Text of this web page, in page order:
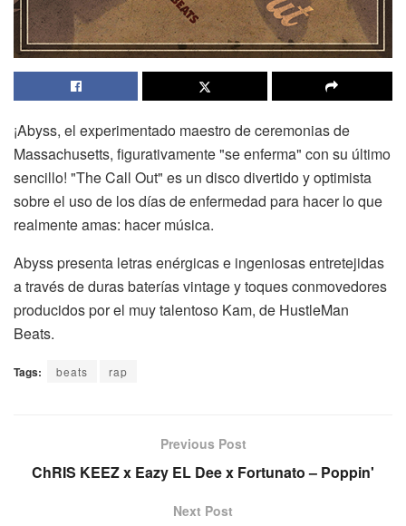
¡Abyss, el experimentado maestro de ceremonias de
Massachusetts, figurativamente "se enferma" con su último
sencillo! "The Call Out" es un disco divertido y optimista
sobre el uso de los días de enfermedad para hacer lo que
realmente amas: hacer música.
Abyss presenta letras enérgicas e ingeniosas entretejidas
a través de duras baterías vintage y toques conmovedores
producidos por el muy talentoso Kam, de HustleMan
Beats.
Tags: beats rap
Previous Post
ChRIS KEEZ x Eazy EL Dee x Fortunato – Poppin'
Next Post